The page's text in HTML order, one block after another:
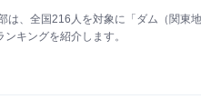
は、全国216人を対象に「ダム（関東
キングを紹介します。